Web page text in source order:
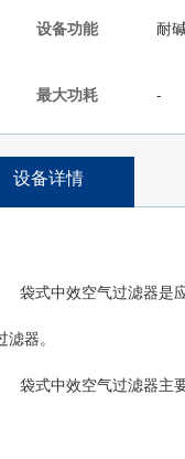
设备功能 耐
最大功耗 -
设备详情
袋式中效空气过滤器是
滤器。
袋式中效空气过滤器主